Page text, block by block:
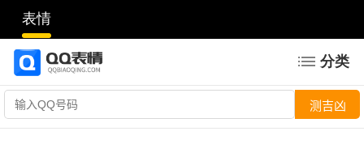
表情
分类